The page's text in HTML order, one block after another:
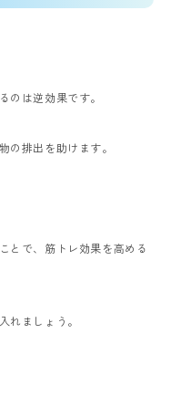
のは逆効果です。
の排出を助けます。
とで、筋トレ効果を高める
れましょう。